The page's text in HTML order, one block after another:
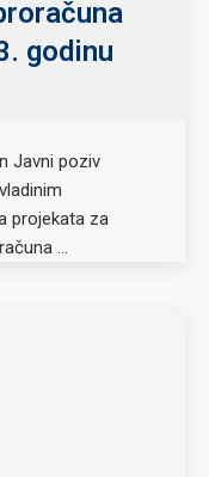
godinu
Javni poziv
projekata za
…